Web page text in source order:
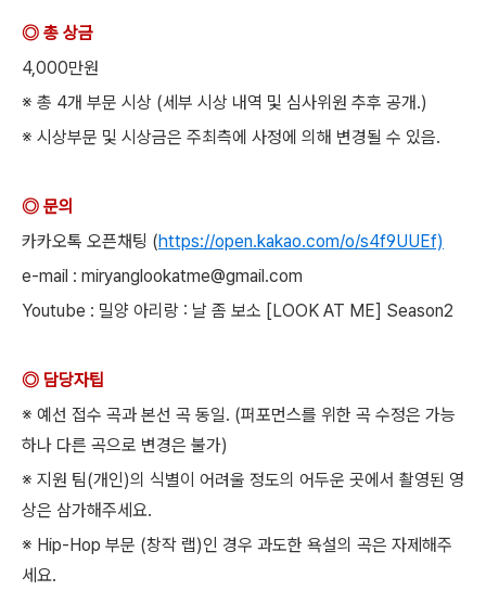
◎ 총 상금
4,000만원
※ 총 4개 부문 시상 (세부 시상 내역 및 심사위원 추후 공개.)
※ 시상부문 및 시상금은 주최측에 사정에 의해 변경될 수 있음.
◎ 문의
카카오톡 오픈채팅 (https://open.kakao.com/o/s4f9UUEf)
e-mail : miryanglookatme@gmail.com
Youtube : 밀양 아리랑 : 날 좀 보소 [LOOK AT ME] Season2
◎ 담당자팁
※ 예선 접수 곡과 본선 곡 동일. (퍼포먼스를 위한 곡 수정은 가능
하나 다른 곡으로 변경은 불가)
※ 지원 팀(개인)의 식별이 어려울 정도의 어두운 곳에서 촬영된 영
상은 삼가해주세요.
※ Hip-Hop 부문 (창작 랩)인 경우 과도한 욕설의 곡은 자제해주
세요.